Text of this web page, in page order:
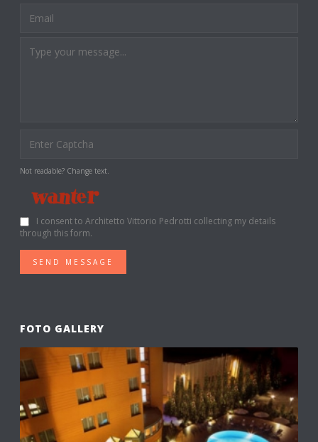
Not readable? Change text.
I consent to Architetto Vittorio Pedrotti collecting my details
through this form.
SEND MESSAGE
FOTO GALLERY